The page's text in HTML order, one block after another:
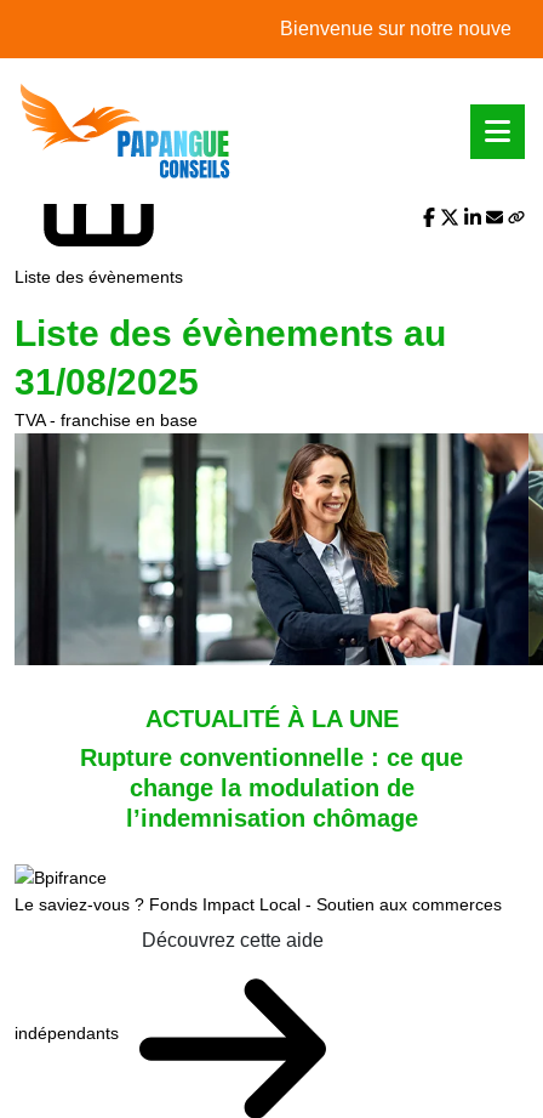
Bienvenue sur notre nouveau site
L'actualité du mois
Liste des évènements
Liste des évènements au
31/08/2025
TVA - franchise en base
ACTUALITÉ À LA UNE
Rupture conventionnelle : ce que
change la modulation de
l’indemnisation chômage
Le saviez-vous ? Fonds Impact Local - Soutien aux commerces
indépendants
Découvrez cette aide